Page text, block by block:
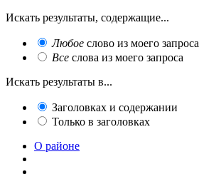
Искать результаты, содержащие...
Любое слово из моего запроса
Все слова из моего запроса
Искать результаты в...
Заголовках и содержании
Только в заголовках
О районе